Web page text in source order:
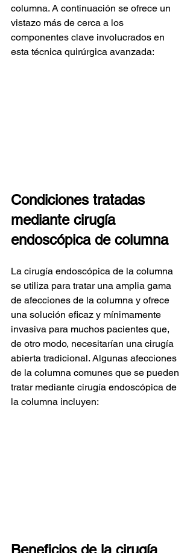
columna. A continuación se ofrece un
vistazo más de cerca a los
componentes clave involucrados en
esta técnica quirúrgica avanzada:
Condiciones tratadas
mediante cirugía
endoscópica de columna
La cirugía endoscópica de la columna
se utiliza para tratar una amplia gama
de afecciones de la columna y ofrece
una solución eficaz y mínimamente
invasiva para muchos pacientes que,
de otro modo, necesitarían una cirugía
abierta tradicional. Algunas afecciones
de la columna comunes que se pueden
tratar mediante cirugía endoscópica de
la columna incluyen:
Beneficios de la cirugía